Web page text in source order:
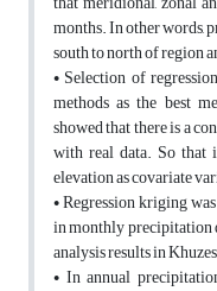
months. In other words,
south to north of region
• Selection of
methods as the best
showed that there is a
with real data. So that
elevation as covariate
• Regression kriging
in monthly precipitation
analysis results in
• In annual